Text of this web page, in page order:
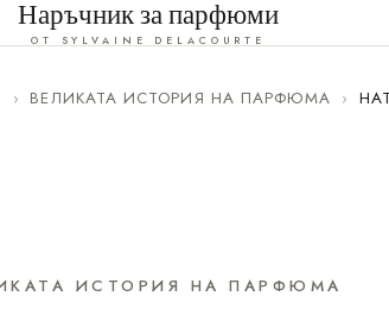
Наръчник за парфюми
ОТ SYLVAINE DELACOURTE
› ВЕЛИКАТА ИСТОРИЯ НА ПАРФЮМА ›
ИСТОРИЯ НА ПАРФЮМА